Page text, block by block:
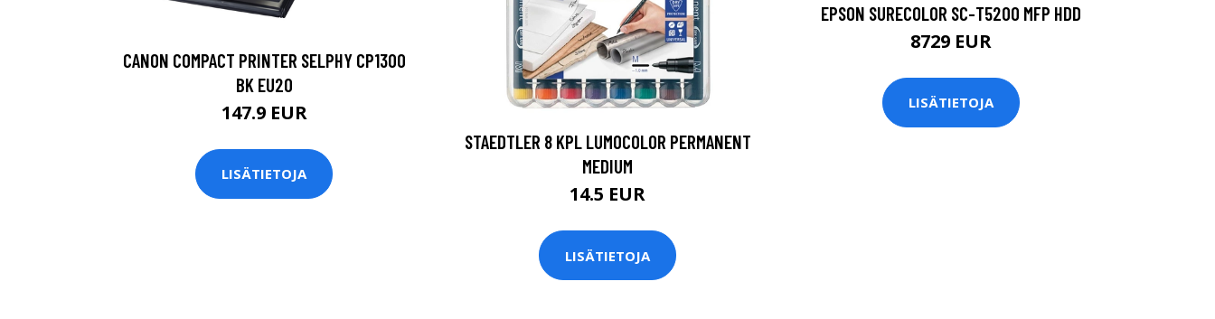
CANON COMPACT PRINTER SELPHY CP1300
BK EU20
147.9 EUR
LISÄTIETOJA
STAEDTLER 8 KPL LUMOCOLOR PERMANENT
MEDIUM
14.5 EUR
LISÄTIETOJA
EPSON SURECOLOR SC-T5200 MFP HDD
8729 EUR
LISÄTIETOJA